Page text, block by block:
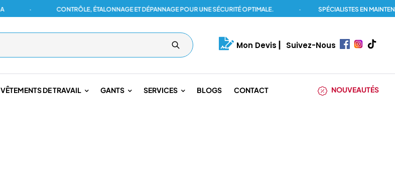
CONTRÔLE, ÉTALONNAGE ET DÉPANNAGE POUR UNE SÉCURITÉ OPTIMALE. SPÉCIALISTES EN
Mon Devis Suivez-Nous
VÊTEMENTS DE TRAVAIL GANTS SERVICES BLOGS CONTACT NOUVEAUTÉS